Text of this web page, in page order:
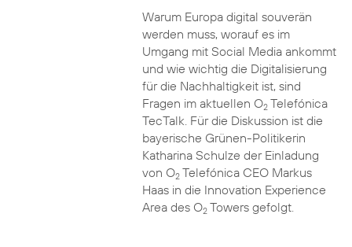
Warum Europa digital souverän
werden muss, worauf es im
Umgang mit Social Media ankommt
und wie wichtig die Digitalisierung
für die Nachhaltigkeit ist, sind
Fragen im aktuellen O2Telefónica
TecTalk. Für die Diskussion ist die
bayerische Grünen-Politikerin
Katharina Schulze der Einladung
von O2Telefónica CEO Markus
Haas in die Innovation Experience
Area des O2Towers gefolgt.